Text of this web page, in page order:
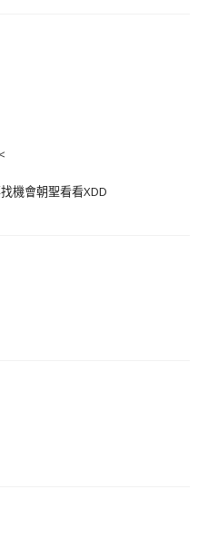
機會朝聖看看XDD